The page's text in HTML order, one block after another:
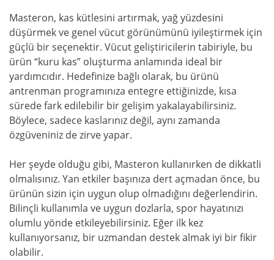
Masteron, kas kütlesini artırmak, yağ yüzdesini
düşürmek ve genel vücut görünümünü iyileştirmek için
güçlü bir seçenektir. Vücut geliştiricilerin tabiriyle, bu
ürün “kuru kas” oluşturma anlamında ideal bir
yardımcıdır. Hedefinize bağlı olarak, bu ürünü
antrenman programınıza entegre ettiğinizde, kısa
sürede fark edilebilir bir gelişim yakalayabilirsiniz.
Böylece, sadece kaslarınız değil, aynı zamanda
özgüveniniz de zirve yapar.
Her şeyde olduğu gibi, Masteron kullanırken de dikkatli
olmalısınız. Yan etkiler başınıza dert açmadan önce, bu
ürünün sizin için uygun olup olmadığını değerlendirin.
Bilinçli kullanımla ve uygun dozlarla, spor hayatınızı
olumlu yönde etkileyebilirsiniz. Eğer ilk kez
kullanıyorsanız, bir uzmandan destek almak iyi bir fikir
olabilir.